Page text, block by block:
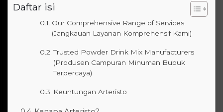
Daftar isi
Our Comprehensive Range of Services
(Jangkauan Layanan Komprehensif Kami)
Trusted Powder Drink Mix Manufacturers
(Produsen Campuran Minuman Bubuk
Terpercaya)
Keuntungan Arteristo